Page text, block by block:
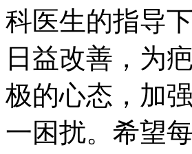
科医生的指导
日益改善，为
极的心态，加
一困扰。希望